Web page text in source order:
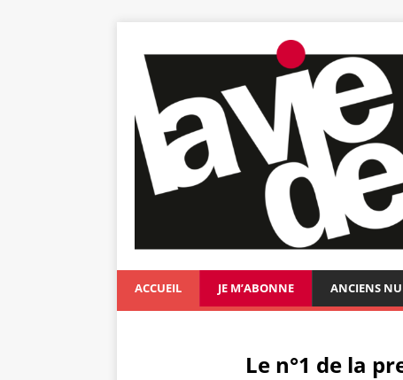
ACCUEIL JE M’ABONNE ANCIENS
Le n°1 de la